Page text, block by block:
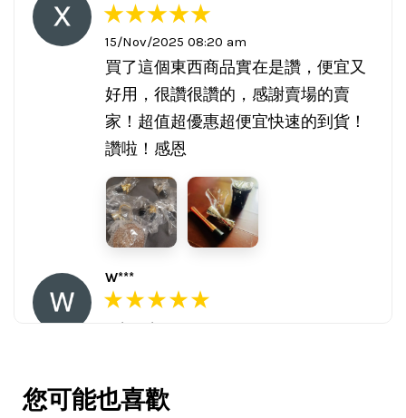
15/Nov/2025 08:20 am
買了這個東西商品實在是讚，便宜又
好用，很讚很讚的，感謝賣場的賣
家！超值超優惠超便宜快速的到貨！
讚啦！感恩
W***
16/Nov/2025 03:45 pm
這購買。希望賣家能多選賣更多商
您可能也喜歡